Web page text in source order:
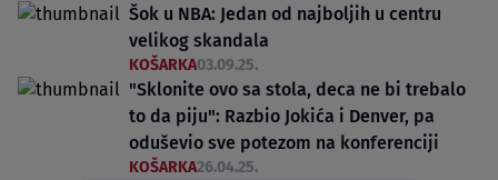
Šok u NBA: Jedan od najboljih u centru
velikog skandala
KOŠARKA03.09.25.
"Sklonite ovo sa stola, deca ne bi trebalo
to da piju": Razbio Jokića i Denver, pa
oduševio sve potezom na konferenciji
KOŠARKA26.04.25.